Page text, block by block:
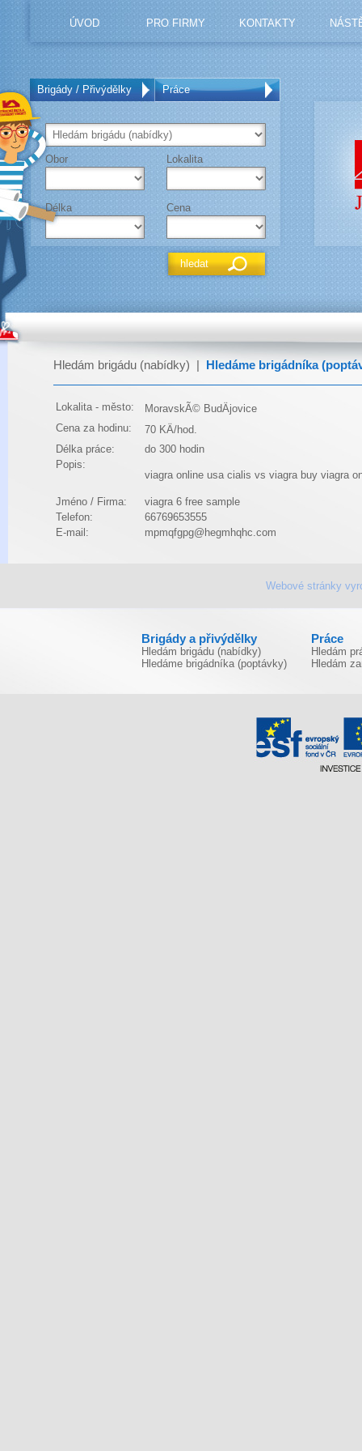
ÚVOD PRO FIRMY KONTAKTY
Brigády / Přivýdělky Práce
Obor Lokalita
Délka Cena
Hledám brigádu (nabídky) Hledáme brigádníka
Lokalita - město:
MoravskÃ© BudÄjovice
Cena za hodinu:
70 KÄ/hod.
Délka práce:
do 300 hodin
Popis:
viagra online usa cialis vs viagra buy viagra
Jméno / Firma:
viagra 6 free sample
Telefon:
66769653555
E-mail:
mpmqfgpg@hegmhqhc.com
Webové stránky
Brigády a přivýdělky
Hledám brigádu (nabídky)
Hledáme brigádníka (poptávky)
Práce
Hledám
Hledám